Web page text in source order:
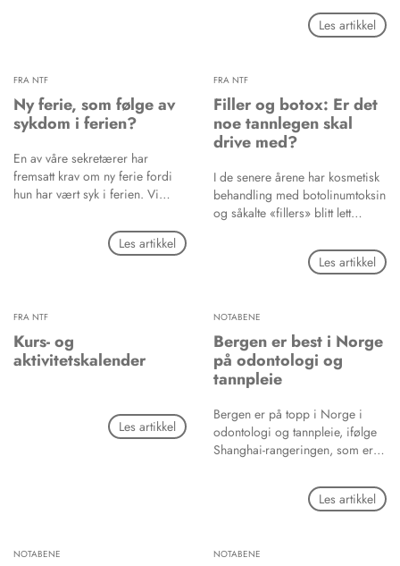
Folkehelseinstituttet er nå at man
kan få utført behandlingen her til
lands. Det er presisert at dette
også gjelder planlagt
tannbehandling.
Les artikkel
FRA NTF
Ny ferie, som følge av
sykdom i ferien?
En av våre sekretærer har
fremsatt krav om ny ferie fordi
hun har vært syk i ferien. Vi
fremsettes først nå, hele fire uker
etter at ferien er ferdig. Burde
sykdommen må ha vart i en del
dager før det kvalifiserer til å få
ferien erstattet? Uansett skaper
restferien, kan vi det?
Les artikkel
FRA NTF
Filler og botox: Er det
noe tannlegen skal
drive med?
I de senere årene har kosmetisk
behandling med botolinumtoksin
og såkalte «fillers» blitt lett
takket være oppmerksomhet og
reklame gjennom såkalte
tilbyr disse behandlingene, og
reklamerer for dette både på
Facebook og Instagram.
Les artikkel
FRA NTF
Kurs- og
aktivitetskalender
Les artikkel
NOTABENE
Bergen er best i Norge
på odontologi og
tannpleie
Bergen er på topp i Norge i
odontologi og tannpleie, ifølge
Shanghai-rangeringen, som er
rangeringer for universiteter,
heter det i en nyhet på nettstedet
Les artikkel
NOTABENE NOTABENE